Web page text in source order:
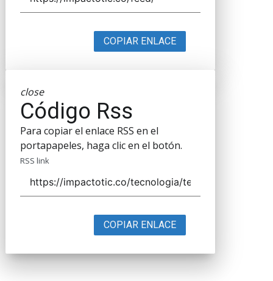
COPIAR ENLACE
close
Código Rss
Para copiar el enlace RSS en el
portapapeles, haga clic en el botón.
RSS link
COPIAR ENLACE